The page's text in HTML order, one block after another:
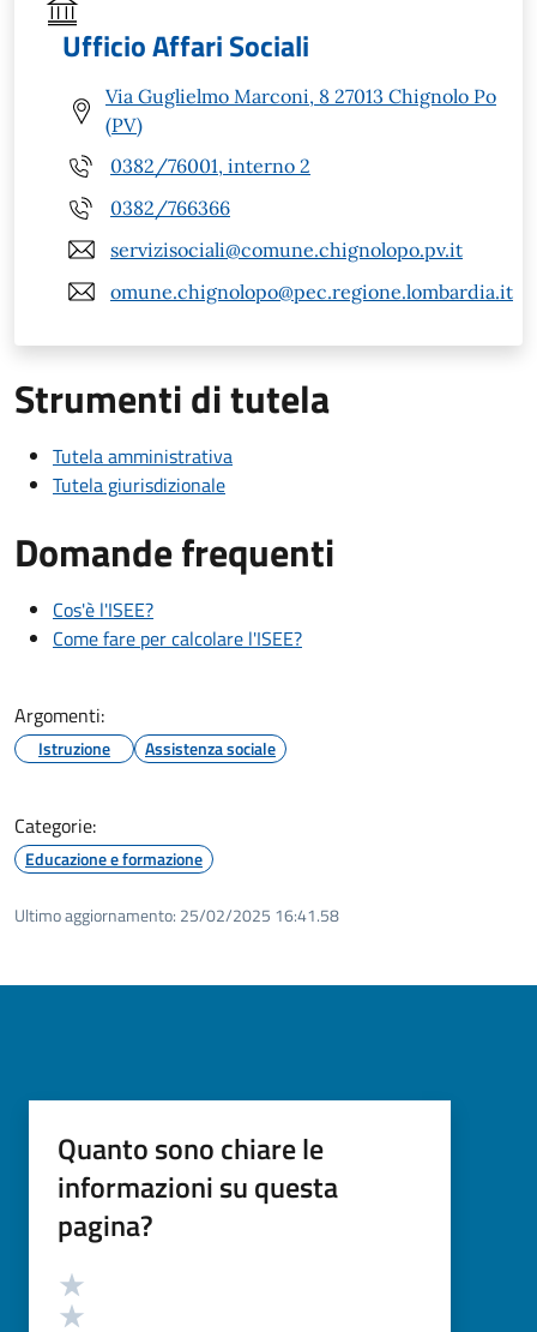
Ufficio Affari Sociali
Via Guglielmo Marconi, 8 27013 Chignolo Po
(PV)
0382/76001, interno 2
0382/766366
servizisociali@comune.chignolopo.pv.it
omune.chignolopo@pec.regione.lombardia.it
Strumenti di tutela
Tutela amministrativa
Tutela giurisdizionale
Domande frequenti
Cos'è l'ISEE?
Come fare per calcolare l'ISEE?
Argomenti:
Istruzione Assistenza sociale
Categorie:
Educazione e formazione
Ultimo aggiornamento: 25/02/2025 16:41.58
Quanto sono chiare le
informazioni su questa
pagina?
Valutazione